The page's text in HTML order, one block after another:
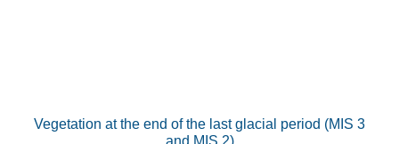
Vegetation at the end of the last glacial period (MIS 3
and MIS 2)